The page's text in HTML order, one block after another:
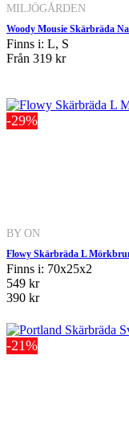
MILJÖGÅRDEN
Woody Mousie Skärbräda
Finns i: L, S
Från 319 kr
-29%
BY ON
Flowy Skärbräda L
Finns i: 70x25x2
549 kr
390 kr
-21%